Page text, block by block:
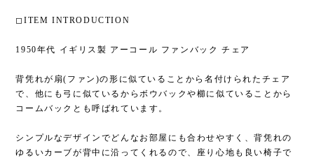
◻︎ITEM INTRODUCTION
1950年代 イギリス製 アーコール ファンバック チェア
背凭れが扇(ファン)の形に似ていることから名付けられたチェア
で、他にも弓に似ているからボウバックや櫛に似ていることから
コームバックとも呼ばれています。
シンプルなデザインでどんなお部屋にも合わせやすく、背凭れの
ゆるいカーブが背中に沿ってくれるので、座り心地も良い椅子で